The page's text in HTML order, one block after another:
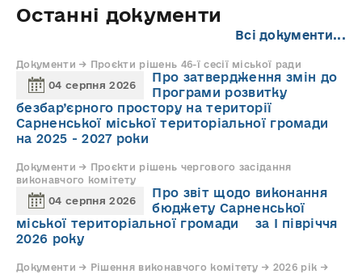
Останні документи
Всі документи...
Документи → Проєкти рішень 46-ї сесії міської ради
04 серпня 2026
Про затвердження змін до
Програми розвитку
безбар’єрного простору на території
Сарненської міської територіальної громади
на 2025 - 2027 роки
Документи → Проєкти рішень чергового засідання
виконавчого комітету
04 серпня 2026
Про звіт щодо виконання
бюджету Сарненської
міської територіальної громади за І півріччя
2026 року
Документи → Рішення виконавчого комітету → 2026 рік →